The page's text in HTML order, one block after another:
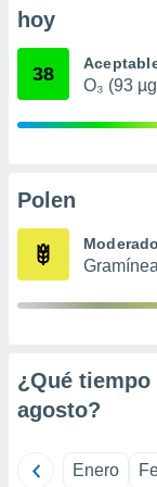
u
en
en
de
un
o acceder
datos
perfiles
hoy
38
O₃ (93
Polen
Moderado
¿Qué tiempo
agosto?
Enero